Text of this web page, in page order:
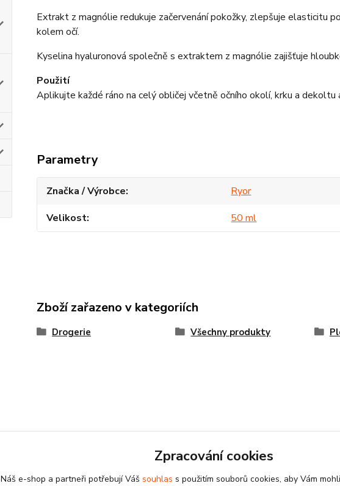
Extrakt z magnólie redukuje začervenání pokožky, zlepšuje elasticitu
kolem očí.
Kyselina hyaluronová společně s extraktem z magnólie zajišťuje
Použití
Aplikujte každé ráno na celý obličej včetně očního okolí, krku a
Parametry
Značka / Výrobce
Ryor
Velikost
50 ml
Zboží zařazeno v kategoriích
Drogerie Všechny produkty
Zpracování cookies
Náš e-shop a partneři potřebují Váš souhlas s použitím souborů cookies, aby Vám